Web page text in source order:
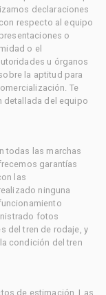
declaraciones
respecto al equipo
o
o el
u órganos
la aptitud para
Te
detallada del equipo
todas las marchas
garantías
las
ninguna
fotos
del tren de rodaje, y
condición del tren
de estimación. Las